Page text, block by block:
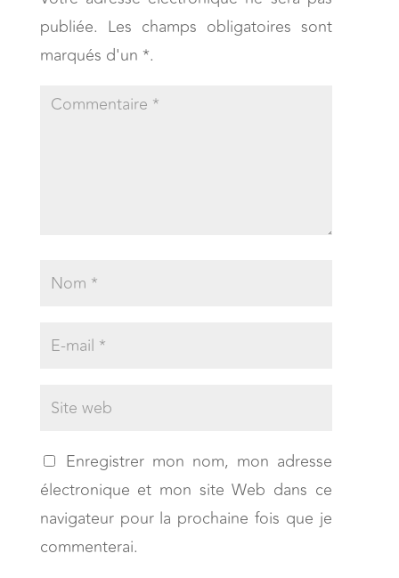
publiée. Les champs obligatoires sont
marqués d'un *.
Enregistrer mon nom, mon adresse
électronique et mon site Web dans ce
navigateur pour la prochaine fois que je
commenterai.